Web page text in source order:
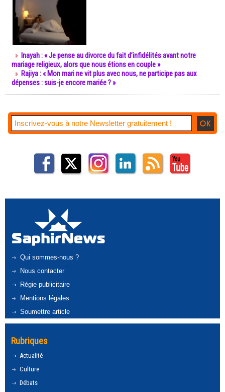
Inayah : « Je pense au divorce du fait d’infidélités avant notre
mariage religieux, alors que nous étions en couple »
Rajiya : « Mon mari ne vit plus avec nous, ne participe pas aux
dépenses : suis-je encore mariée ? »
Qui sommes-nous ?
Nous contacter
Régie publicitaire
Mentions légales
Soumettre article
Rubriques
Actualité
Culture
Débats